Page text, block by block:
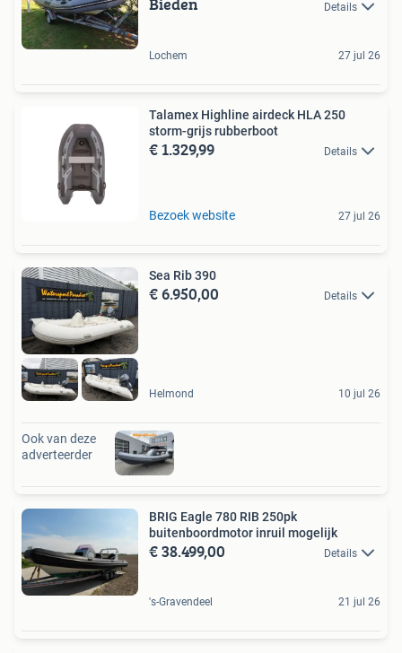
Details
Lochem 27 jul 26
Talamex Highline airdeck HLA 250
storm-grijs rubberboot
€ 1.329,99 Details
Bezoek website 27 jul 26
Sea Rib 390
€ 6.950,00 Details
Helmond 10 jul 26
Ook van deze
adverteerder
BRIG Eagle 780 RIB 250pk
buitenboordmotor inruil mogelijk
€ 38.499,00 Details
's-Gravendeel 21 jul 26